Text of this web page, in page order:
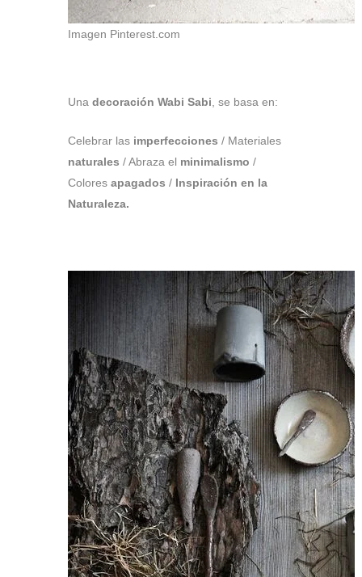
Imagen Pinterest.com
Una decoración Wabi Sabi , se basa en:
Celebrar las imperfecciones / Materiales
naturales / Abraza el minimalismo /
Colores apagados / Inspiración en la
Naturaleza.